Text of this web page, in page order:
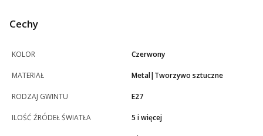
Cechy
KOLOR Czerwony
MATERIAŁ Metal|Tworzywo sztuczne
RODZAJ GWINTU E27
ILOŚĆ ŹRÓDEŁ ŚWIATŁA 5 i więcej